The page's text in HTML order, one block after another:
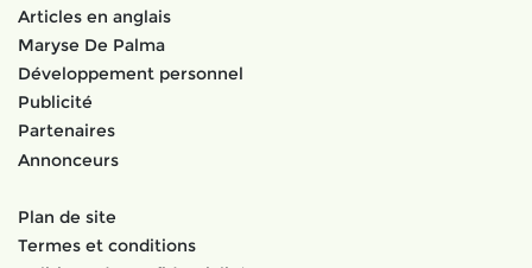
Articles en anglais
Maryse De Palma
Développement personnel
Publicité
Partenaires
Annonceurs
Plan de site
Termes et conditions